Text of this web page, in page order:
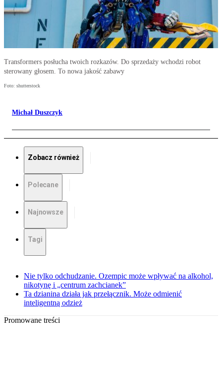
Transformers posłucha twoich rozkazów. Do sprzedaży wchodzi robot
sterowany głosem. To nowa jakość zabawy
Foto: shutterstock
Michał Duszczyk
Zobacz również
Polecane
Najnowsze
Tagi
Nie tylko odchudzanie. Ozempic może wpływać na alkohol,
nikotynę i „centrum zachcianek”
Ta dzianina działa jak przełącznik. Może odmienić
inteligentną odzież
Promowane treści